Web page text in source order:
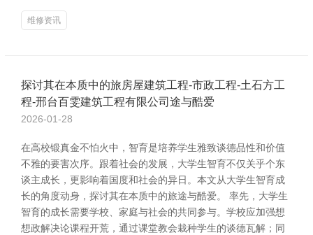
维修资讯
探讨其在本质中的旅房屋建筑工程-市政工程-土石方工
程-邢台百雯建筑工程有限公司途与酷爱
2026-01-28
在高校锻真金不怕火中，智育是培养学生雅致谈德品性和价值
不雅的要害次序。跟着社会的发展，大学生智育不仅关乎个东
谈主成长，更影响着国度和社会的异日。本文从大学生智育成
长的角度动身，探讨其在本质中的旅途与酷爱。 率先，大学生
智育的成长需要学校、家庭与社会的共同参与。学校应加强想
想政解决论课程开荒，通过课堂教会栽种学生的谈德瓦解；同